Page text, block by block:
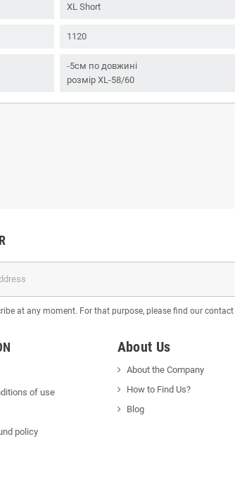
XL Short
1120
-5см по довжині
розмір XL-58/60
at any moment. For that purpose, please find our
of use
policy
About Us
About the Company
How to Find Us?
Blog